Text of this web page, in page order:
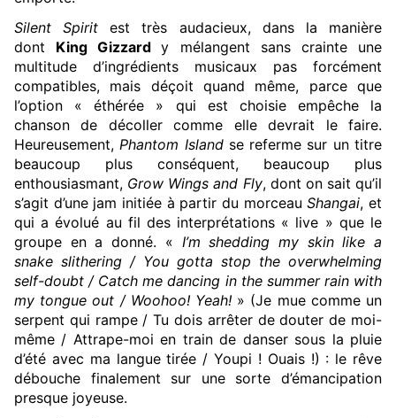
Silent Spirit
est très audacieux, dans la manière
dont
King Gizzard y mélangent sans crainte une
multitude d’ingrédients musicaux pas forcément
compatibles, mais déçoit quand même, parce que
l’option « éthérée » qui est choisie empêche la
chanson de décoller comme elle devrait le faire.
Heureusement, Phantom Island se referme sur un titre
beaucoup plus conséquent, beaucoup plus
enthousiasmant, Grow Wings and Fly, dont on sait qu’il
s’agit d’une jam initiée à partir du morceau Shangai, et
qui a évolué au fil des interprétations « live » que le
groupe en a donné. « I’m shedding my skin like a
snake slithering / You gotta stop the overwhelming
self-doubt / Catch me dancing in the summer rain with
my tongue out / Woohoo! Yeah! » (Je mue comme un
serpent qui rampe / Tu dois arrêter de douter de moi-
même / Attrape-moi en train de danser sous la pluie
d’été avec ma langue tirée / Youpi ! Ouais !) : le rêve
débouche finalement sur une sorte d’émancipation
presque joyeuse.